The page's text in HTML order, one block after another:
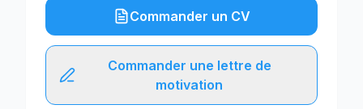
Commander un CV
Commander une lettre de
motivation